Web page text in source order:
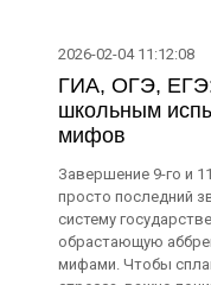
2026-02-04 11:12:08
ГИА, ОГЭ,
школьным
мифов
Завершение 9-го и
просто последний
систему
обрастающую
мифами. Чтобы